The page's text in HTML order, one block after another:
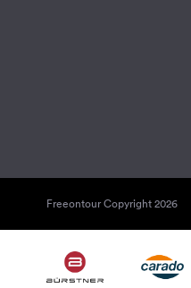
Freeontour Copyright 2026